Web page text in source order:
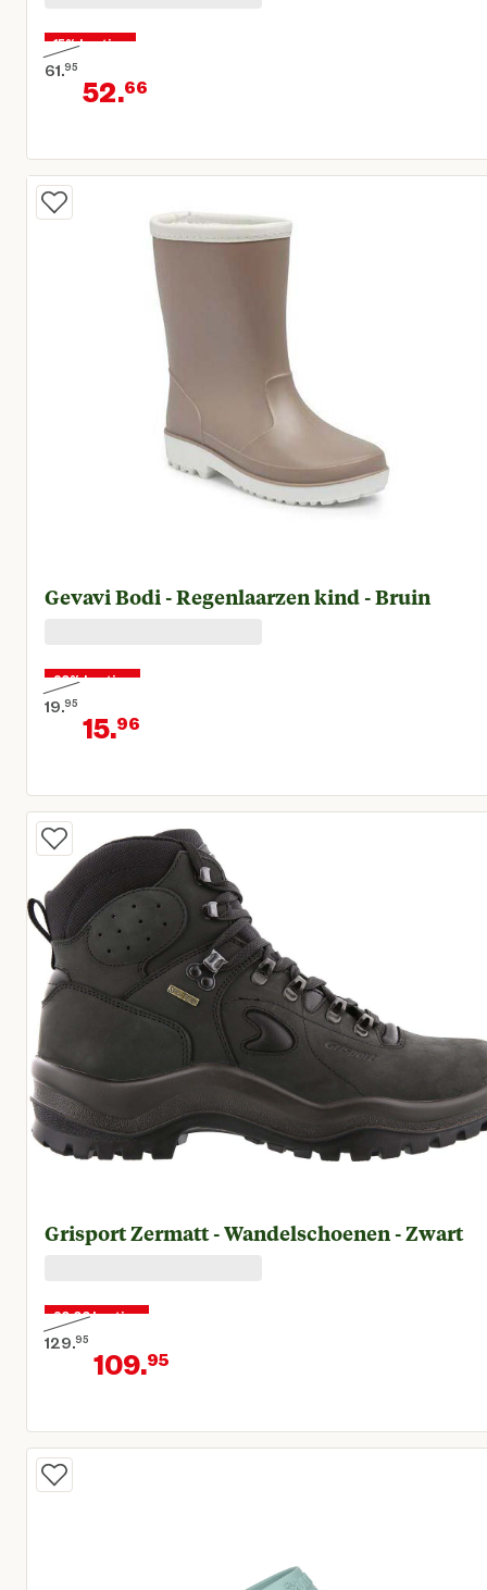
15% korting
61.95
Oorspronkelijke prijs € 61,95
52.66
Huidige prijs € 52,66
Gevavi Bodi - Regenlaarzen kind - Bruin
20% korting
19.95
Oorspronkelijke prijs € 19,95
15.96
Huidige prijs € 15,96
Grisport Zermatt - Wandelschoenen - Zwart
20,00 korting
129.95
Oorspronkelijke prijs € 129,95
109.95
Huidige prijs € 109,95